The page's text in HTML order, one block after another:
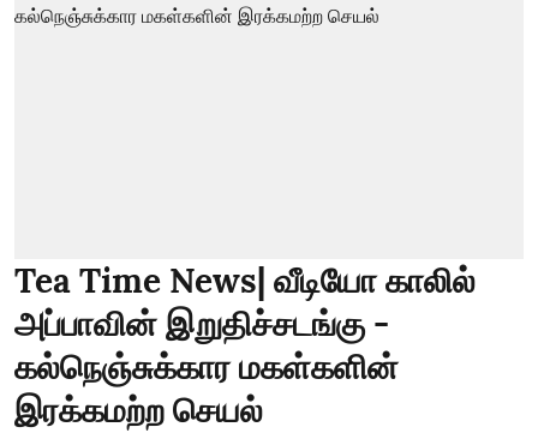
Tea Time News| வீடியோ காலில்
அப்பாவின் இறுதிச்சடங்கு -
கல்நெஞ்சுக்கார மகள்களின்
இரக்கமற்ற செயல்